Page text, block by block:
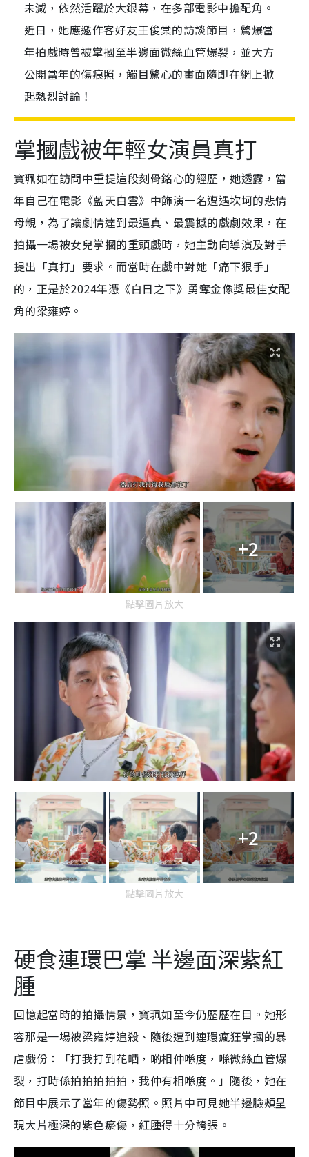
未減，依然活躍於大銀幕，在多部電影中擔配角。
近日，她應邀作客好友王俊棠的訪談節目，驚爆當
年拍戲時曾被掌摑至半邊面微絲血管爆裂，並大方
公開當年的傷痕照，觸目驚心的畫面隨即在網上掀
起熱烈討論！
掌摑戲被年輕女演員真打
寶珮如在訪問中重提這段刻骨銘心的經歷，她透露，當
年自己在電影《藍天白雲》中飾演一名遭遇坎坷的悲情
母親，為了讓劇情達到最逼真、最震撼的戲劇效果，在
拍攝一場被女兒掌摑的重頭戲時，她主動向導演及對手
提出「真打」要求。而當時在戲中對她「痛下狠手」
的，正是於2024年憑《白日之下》勇奪金像獎最佳女配
角的梁雍婷。
+2
點擊圖片放大
+2
點擊圖片放大
硬食連環巴掌 半邊面深紫紅
腫
回憶起當時的拍攝情景，寶珮如至今仍歷歷在目。她形
容那是一場被梁雍婷追殺、隨後遭到連環瘋狂掌摑的暴
虐戲份：「打我打到花晒，啲相仲喺度，喺微絲血管爆
裂，打時係拍拍拍拍拍，我仲有相喺度。」隨後，她在
節目中展示了當年的傷勢照。照片中可見她半邊臉頰呈
現大片極深的紫色瘀傷，紅腫得十分誇張。